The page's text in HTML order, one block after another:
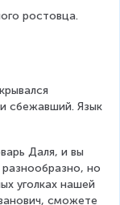
ростовца.
сбежавший. Язык
Даля, и вы
но
уголках нашей
сможете